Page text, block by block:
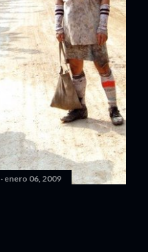
enero 06, 2009